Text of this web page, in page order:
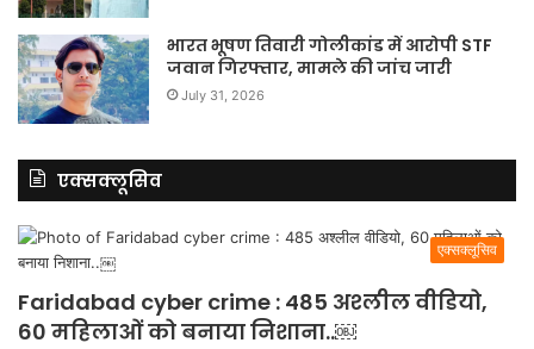
भारत भूषण तिवारी गोलीकांड में आरोपी STF
जवान गिरफ्तार, मामले की जांच जारी
July 31, 2026
एक्सक्लूसिव
एक्सक्लूसिव
Faridabad cyber crime : 485 अश्लील वीडियो,
60 महिलाओं को बनाया निशाना..￼